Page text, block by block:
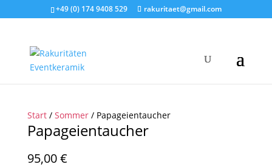
+49 (0) 174 9408 529 rakuritaet@gmail.com
Start/ Sommer/ Papageientaucher
Papageientaucher
95,00€